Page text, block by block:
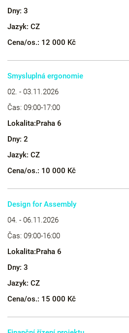
Dny: 3
Jazyk: CZ
Cena/os.: 12 000 Kč
Smysluplná ergonomie
02. - 03.11.2026
Čas: 09:00-17:00
Lokalita:Praha 6
Dny: 2
Jazyk: CZ
Cena/os.: 10 000 Kč
Design for Assembly
04. - 06.11.2026
Čas: 09:00-16:00
Lokalita:Praha 6
Dny: 3
Jazyk: CZ
Cena/os.: 15 000 Kč